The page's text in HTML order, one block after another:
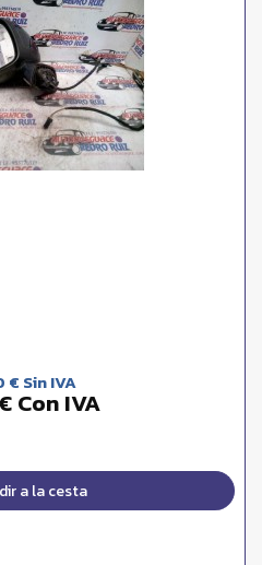
€ Sin IVA
Con IVA
a la cesta